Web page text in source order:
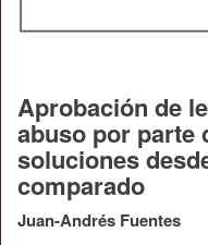
Aprobación de
abuso por parte
soluciones
comparado
Juan-Andrés Fuentes